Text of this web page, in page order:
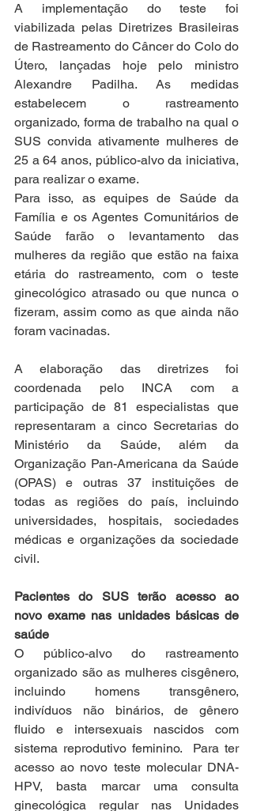
A implementação do teste foi
viabilizada pelas Diretrizes Brasileiras
de Rastreamento do Câncer do Colo do
Útero, lançadas hoje pelo ministro
Alexandre Padilha. As medidas
estabelecem o rastreamento
organizado, forma de trabalho na qual o
SUS convida ativamente mulheres de
25 a 64 anos, público-alvo da iniciativa,
para realizar o exame.
Para isso, as equipes de Saúde da
Família e os Agentes Comunitários de
Saúde farão o levantamento das
mulheres da região que estão na faixa
etária do rastreamento, com o teste
ginecológico atrasado ou que nunca o
fizeram, assim como as que ainda não
foram vacinadas.
A elaboração das diretrizes foi
coordenada pelo INCA com a
participação de 81 especialistas que
representaram a cinco Secretarias do
Ministério da Saúde, além da
Organização Pan-Americana da Saúde
(OPAS) e outras 37 instituições de
todas as regiões do país, incluindo
universidades, hospitais, sociedades
médicas e organizações da sociedade
civil.
Pacientes do SUS terão acesso ao
novo exame nas unidades básicas de
saúde
O público-alvo do rastreamento
organizado são as mulheres cisgênero,
incluindo homens transgênero,
indivíduos não binários, de gênero
fluido e intersexuais nascidos com
sistema reprodutivo feminino.  Para ter
acesso ao novo teste molecular DNA-
HPV, basta marcar uma consulta
ginecológica regular nas Unidades